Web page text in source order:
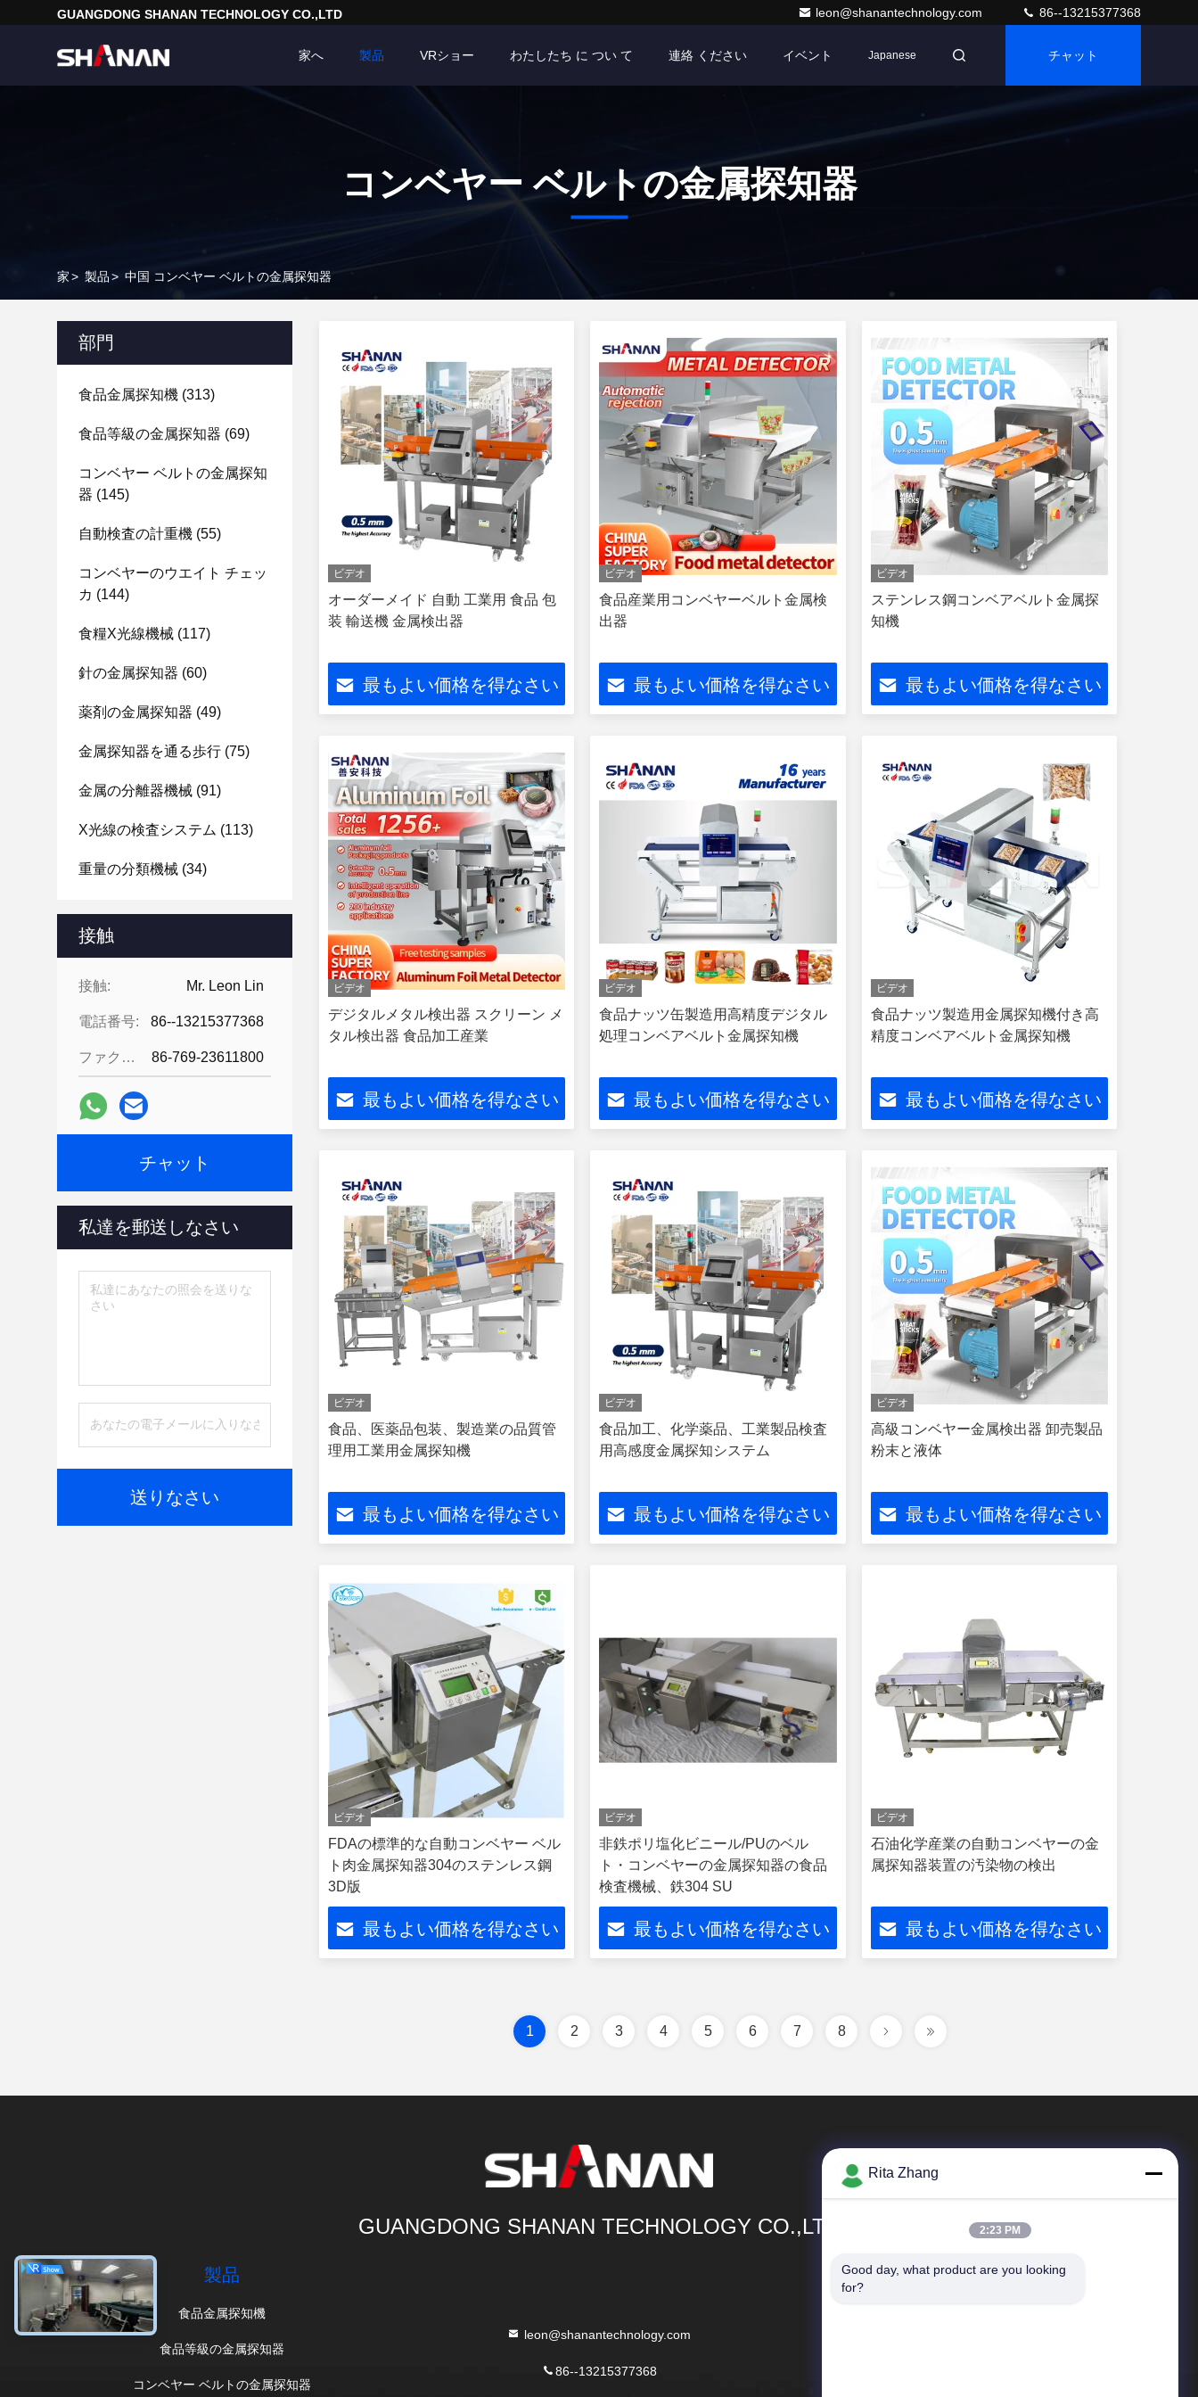
GUANGDONG SHANAN TECHNOLOGY CO.,LTD leon@shanantechnology.com 86--13215377368
家へ 製品 VRショー わたしたち に つい て 連絡 ください イベント Japanese チャット
コンベヤー ベルトの金属探知器
家> 製品> 中国 コンベヤー ベルトの金属探知器
部門
食品金属探知機 (313)
食品等級の金属探知器 (69)
コンベヤー ベルトの金属探知
器 (145)
自動検査の計重機 (55)
コンベヤーのウエイト チェッ
カ (144)
食糧x光線機械 (117)
針の金属探知器 (60)
薬剤の金属探知器 (49)
金属探知器を通る歩行 (75)
金属の分離器機械 (91)
X光線の検査システム (113)
重量の分類機械 (34)
コンボの金属探知器および
(96)
接触
接触: Mr. Leon Lin
電話番号: 86--13215377368
ファクシミリ: 86-769-23611800
チャット
私達を郵送しなさい
送りなさい
ビデオ
オーダーメイド 自動 工業用 食品 包
装 輸送機 金属検出器
最もよい価格を得なさい
ビデオ
食品産業用コンベヤーベルト金属検
出器
最もよい価格を得なさい
ビデオ
ステンレス鋼コンベアベルト金属探
知機
最もよい価格を得なさい
ビデオ
デジタルメタル検出器 スクリーン メ
タル検出器 食品加工産業
最もよい価格を得なさい
ビデオ
食品ナッツ缶製造用高精度デジタル
処理コンベアベルト金属探知機
最もよい価格を得なさい
ビデオ
食品ナッツ製造用金属探知機付き高
精度コンベアベルト金属探知機
最もよい価格を得なさい
ビデオ
食品、医薬品包装、製造業の品質管
理用工業用金属探知機
最もよい価格を得なさい
ビデオ
食品加工、化学薬品、工業製品検査
用高感度金属探知システム
最もよい価格を得なさい
ビデオ
高級コンベヤー金属検出器 卸売製品
粉末と液体
最もよい価格を得なさい
ビデオ
FDAの標準的な自動コンベヤー ベル
ト肉金属探知器304のステンレス鋼
3D版
最もよい価格を得なさい
ビデオ
非鉄ポリ塩化ビニール/PUのベル
ト・コンベヤーの金属探知器の食品
検査機械、鉄304 SU
最もよい価格を得なさい
ビデオ
石油化学産業の自動コンベヤーの金
属探知器装置の汚染物の検出
最もよい価格を得なさい
1 2 3 4 5 6 7 8
GUANGDONG SHANAN TECHNOLOGY CO.,LTD
製品
食品金属探知機
食品等級の金属探知器
コンベヤー ベルトの金属探知器
leon@shanantechnology.com
86--13215377368
速いリンク
Rita Zhang
2:23 PM
Good day, what product are you looking
for?